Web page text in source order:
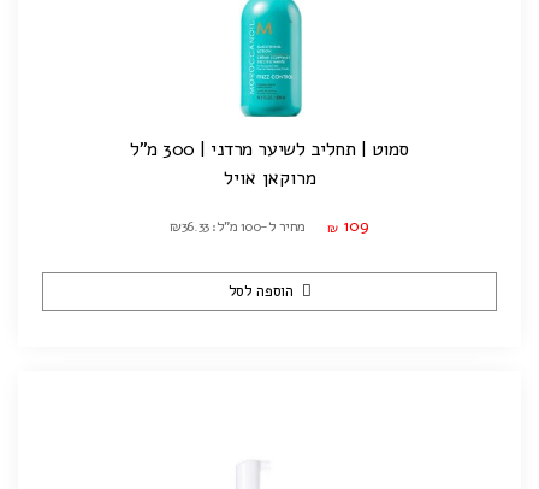
סמוט | תחליב לשיער מרדני | 300 מ"ל
מרוקאן אויל
₪ 109 מחיר ל-100 מ"ל: ₪36.33
הוספה לסל